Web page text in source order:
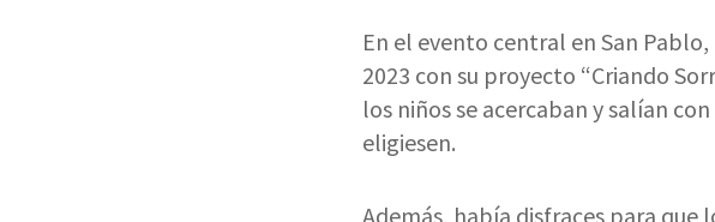
En el evento central en San
2023 con su proyecto “Criando
los niños se acercaban y salían
eligiesen.
Además, había disfraces para